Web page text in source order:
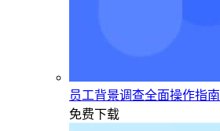
员工背景调查全面操作指南
免费下载